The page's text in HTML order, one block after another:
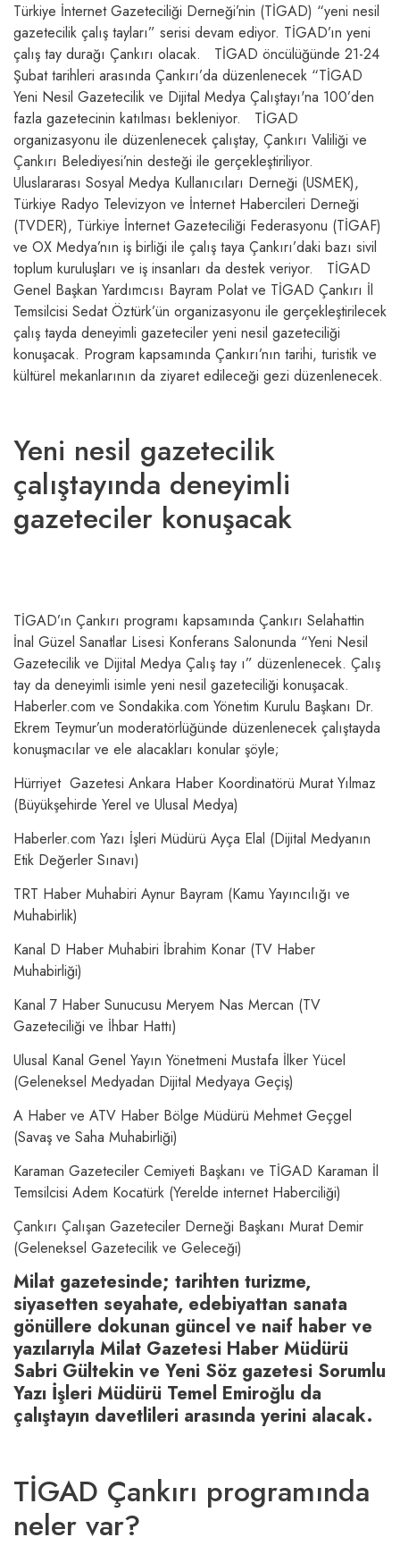
Türkiye İnternet Gazeteciliği Derneği’nin (TİGAD) “yeni nesil
gazetecilik çalış tayları” serisi devam ediyor. TİGAD’ın yeni
çalış tay durağı Çankırı olacak. TİGAD öncülüğünde 21-24
Şubat tarihleri arasında Çankırı’da düzenlenecek “TİGAD
Yeni Nesil Gazetecilik ve Dijital Medya Çalıştayı'na 100’den
fazla gazetecinin katılması bekleniyor. TİGAD
organizasyonu ile düzenlenecek çalıştay, Çankırı Valiliği ve
Çankırı Belediyesi’nin desteği ile gerçekleştiriliyor.
Uluslararası Sosyal Medya Kullanıcıları Derneği (USMEK),
Türkiye Radyo Televizyon ve İnternet Habercileri Derneği
(TVDER), Türkiye İnternet Gazeteciliği Federasyonu (TİGAF)
ve OX Medya’nın iş birliği ile çalış taya Çankırı’daki bazı sivil
toplum kuruluşları ve iş insanları da destek veriyor. TİGAD
Genel Başkan Yardımcısı Bayram Polat ve TİGAD Çankırı İl
Temsilcisi Sedat Öztürk’ün organizasyonu ile gerçekleştirilecek
çalış tayda deneyimli gazeteciler yeni nesil gazeteciliği
konuşacak. Program kapsamında Çankırı’nın tarihi, turistik ve
kültürel mekanlarının da ziyaret edileceği gezi düzenlenecek.
Yeni nesil gazetecilik
çalıştayında deneyimli
gazeteciler konuşacak
TİGAD’ın Çankırı programı kapsamında Çankırı Selahattin
İnal Güzel Sanatlar Lisesi Konferans Salonunda “Yeni Nesil
Gazetecilik ve Dijital Medya Çalış tay ı” düzenlenecek. Çalış
tay da deneyimli isimle yeni nesil gazeteciliği konuşacak.
Haberler.com ve Sondakika.com Yönetim Kurulu Başkanı Dr.
Ekrem Teymur’un moderatörlüğünde düzenlenecek çalıştayda
konuşmacılar ve ele alacakları konular şöyle;
Hürriyet Gazetesi Ankara Haber Koordinatörü Murat Yılmaz
(Büyükşehirde Yerel ve Ulusal Medya)
Haberler.com Yazı İşleri Müdürü Ayça Elal (Dijital Medyanın
Etik Değerler Sınavı)
TRT Haber Muhabiri Aynur Bayram (Kamu Yayıncılığı ve
Muhabirlik)
Kanal D Haber Muhabiri İbrahim Konar (TV Haber
Muhabirliği)
Kanal 7 Haber Sunucusu Meryem Nas Mercan (TV
Gazeteciliği ve İhbar Hattı)
Ulusal Kanal Genel Yayın Yönetmeni Mustafa İlker Yücel
(Geleneksel Medyadan Dijital Medyaya Geçiş)
A Haber ve ATV Haber Bölge Müdürü Mehmet Geçgel
(Savaş ve Saha Muhabirliği)
Karaman Gazeteciler Cemiyeti Başkanı ve TİGAD Karaman İl
Temsilcisi Adem Kocatürk (Yerelde internet Haberciliği)
Çankırı Çalışan Gazeteciler Derneği Başkanı Murat Demir
(Geleneksel Gazetecilik ve Geleceği)
Milat gazetesinde; tarihten turizme,
siyasetten seyahate, edebiyattan sanata
gönüllere dokunan güncel ve naif haber ve
yazılarıyla Milat Gazetesi Haber Müdürü
Sabri Gültekin ve Yeni Söz gazetesi Sorumlu
Yazı İşleri Müdürü Temel Emiroğlu da
çalıştayın davetlileri arasında yerini alacak.
TİGAD Çankırı programında
neler var?